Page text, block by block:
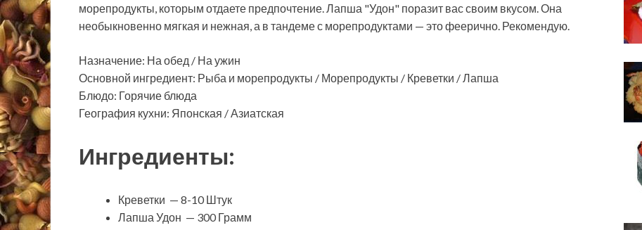
морепродукты, которым отдаете предпочтение. Лапша "Удон" поразит вас своим вкусом. Она
необыкновенно мягкая и нежная, а в тандеме с морепродуктами — это феерично. Рекомендую.
Назначение: На обед / На ужин
Основной ингредиент: Рыба и морепродукты / Морепродукты / Креветки / Лапша
Блюдо: Горячие блюда
География кухни: Японская / Азиатская
Ингредиенты:
Креветки — 8-10 Штук
Лапша Удон — 300 Грамм